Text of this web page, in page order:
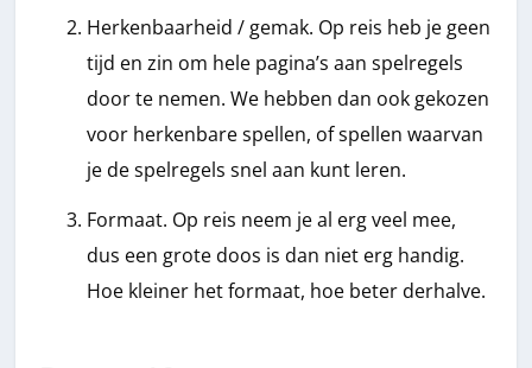
Herkenbaarheid / gemak. Op reis heb je geen
tijd en zin om hele pagina’s aan spelregels
door te nemen. We hebben dan ook gekozen
voor herkenbare spellen, of spellen waarvan
je de spelregels snel aan kunt leren.
Formaat. Op reis neem je al erg veel mee,
dus een grote doos is dan niet erg handig.
Hoe kleiner het formaat, hoe beter derhalve.